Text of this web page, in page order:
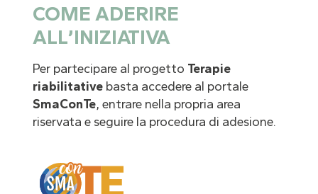
COME ADERIRE
ALL’INIZIATIVA
Per partecipare al progetto Terapie
riabilitativebasta accedere al portale
SmaConTe, entrare nella propria area
riservata e seguire la procedura di adesione.